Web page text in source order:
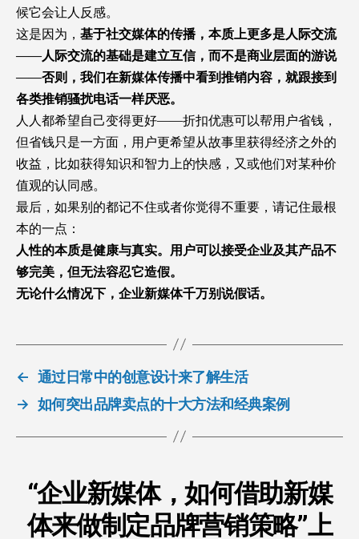
候它会让人反感。
这是因为， 基于社交媒体的传播，本质上更多是人际交流
——人际交流的基础是建立互信，而不是商业层面的游说
——否则，我们在新媒体传播中看到推销内容，就跟接到
各类推销骚扰电话一样厌恶。
人人都希望自己变得更好——折扣优惠可以帮用户省钱，
但省钱只是一方面，用户更希望从故事里获得经济之外的
收益，比如获得知识和智力上的快感，又或他们对某种价
值观的认同感。
最后，如果别的都记不住或者你觉得不重要，请记住最根
本的一点：
人性的本质是健康与真实。用户可以接受企业及其产品不
够完美，但无法容忍它造假。
无论什么情况下，企业新媒体千万别说假话。
← 通过日常中的创意设计来了解生活
→ 如何突出品牌卖点的十大方法和经典案例
“企业新媒体，如何借助新媒
体来做制定品牌营销策略”上